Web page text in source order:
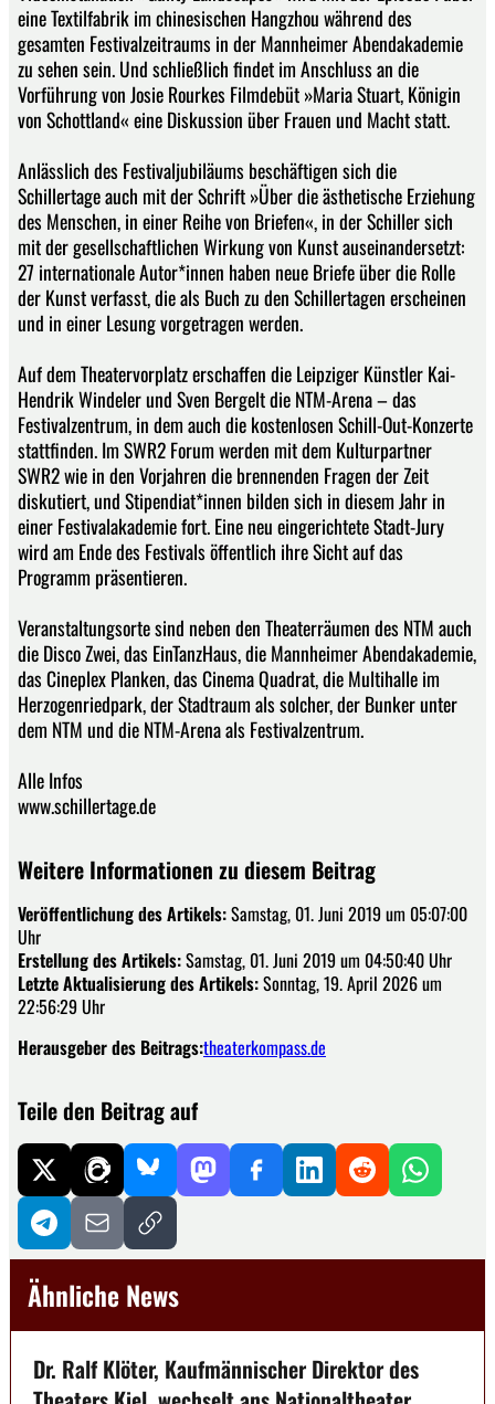
eine Textilfabrik im chinesischen Hangzhou während des
gesamten Festivalzeitraums in der Mannheimer Abendakademie
zu sehen sein. Und schließlich findet im Anschluss an die
Vorführung von Josie Rourkes Filmdebüt »Maria Stuart, Königin
von Schottland« eine Diskussion über Frauen und Macht statt.
Anlässlich des Festivaljubiläums beschäftigen sich die
Schillertage auch mit der Schrift »Über die ästhetische Erziehung
des Menschen, in einer Reihe von Briefen«, in der Schiller sich
mit der gesellschaftlichen Wirkung von Kunst auseinandersetzt:
27 internationale Autor*innen haben neue Briefe über die Rolle
der Kunst verfasst, die als Buch zu den Schillertagen erscheinen
und in einer Lesung vorgetragen werden.
Auf dem Theatervorplatz erschaffen die Leipziger Künstler Kai-
Hendrik Windeler und Sven Bergelt die NTM-Arena – das
Festivalzentrum, in dem auch die kostenlosen Schill-Out-Konzerte
stattfinden. Im SWR2 Forum werden mit dem Kulturpartner
SWR2 wie in den Vorjahren die brennenden Fragen der Zeit
diskutiert, und Stipendiat*innen bilden sich in diesem Jahr in
einer Festivalakademie fort. Eine neu eingerichtete Stadt-Jury
wird am Ende des Festivals öffentlich ihre Sicht auf das
Programm präsentieren.
Veranstaltungsorte sind neben den Theaterräumen des NTM auch
die Disco Zwei, das EinTanzHaus, die Mannheimer Abendakademie,
das Cineplex Planken, das Cinema Quadrat, die Multihalle im
Herzogenriedpark, der Stadtraum als solcher, der Bunker unter
dem NTM und die NTM-Arena als Festivalzentrum.
Alle Infos
www.schillertage.de
Weitere Informationen zu diesem Beitrag
Veröffentlichung des Artikels:Samstag, 01. Juni 2019 um 05:07:00
Uhr
Erstellung des Artikels:Samstag, 01. Juni 2019 um 04:50:40 Uhr
Letzte Aktualisierung des Artikels:Sonntag, 19. April 2026 um
22:56:29 Uhr
Herausgeber des Beitrags:theaterkompass.de
Teile den Beitrag auf
Ähnliche News
Dr. Ralf Klöter, Kaufmännischer Direktor des